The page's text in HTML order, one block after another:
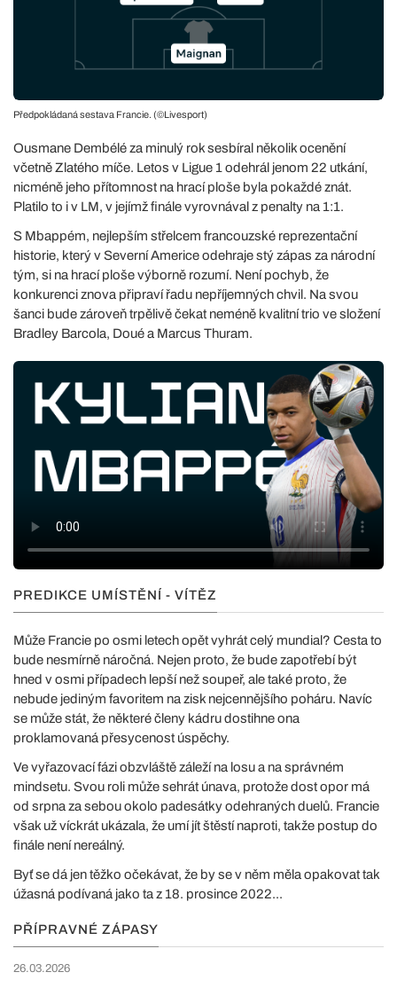
Předpokládaná sestava Francie. (©Livesport)
Ousmane Dembélé za minulý rok sesbíral několik ocenění
včetně Zlatého míče. Letos v Ligue 1 odehrál jenom 22 utkání,
nicméně jeho přítomnost na hrací ploše byla pokaždé znát.
Platilo to i v LM, v jejímž finále vyrovnával z penalty na 1:1.
S Mbappém, nejlepším střelcem francouzské reprezentační
historie, který v Severní Americe odehraje stý zápas za národní
tým, si na hrací ploše výborně rozumí. Není pochyb, že
konkurenci znova připraví řadu nepříjemných chvil. Na svou
šanci bude zároveň trpělivě čekat neméně kvalitní trio ve složení
Bradley Barcola, Doué a Marcus Thuram.
PREDIKCE UMÍSTĚNÍ - VÍTĚZ
Může Francie po osmi letech opět vyhrát celý mundial? Cesta to
bude nesmírně náročná. Nejen proto, že bude zapotřebí být
hned v osmi případech lepší než soupeř, ale také proto, že
nebude jediným favoritem na zisk nejcennějšího poháru. Navíc
se může stát, že některé členy kádru dostihne ona
proklamovaná přesycenost úspěchy.
Ve vyřazovací fázi obzvláště záleží na losu a na správném
mindsetu. Svou roli může sehrát únava, protože dost opor má
od srpna za sebou okolo padesátky odehraných duelů. Francie
však už víckrát ukázala, že umí jít štěstí naproti, takže postup do
finále není nereálný.
Byť se dá jen těžko očekávat, že by se v něm měla opakovat tak
úžasná podívaná jako ta z 18. prosince 2022...
PŘÍPRAVNÉ ZÁPASY
26.03.2026